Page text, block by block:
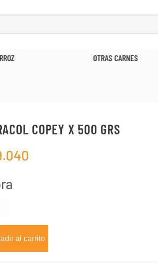
OTRAS CARNES
COPEY X 500 GRS
al carrito